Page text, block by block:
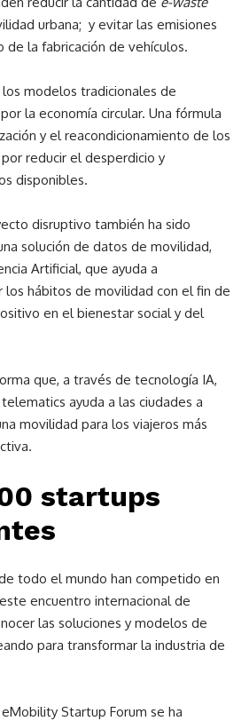
urbana; y evitar las emisiones
la fabricación de vehículos.
modelos tradicionales de
la economía circular. Una fórmula
y el reacondicionamiento de los
reducir el desperdicio y
disponibles.
disruptivo también ha sido
solución de datos de movilidad,
Artificial, que ayuda a
los hábitos de movilidad con el fin de
en el bienestar social y del
que, a través de tecnología IA,
ayuda a las ciudades a
movilidad para los viajeros más
startups
todo el mundo han competido en
encuentro internacional de
las soluciones y modelos de
para transformar la industria de
Startup Forum se ha